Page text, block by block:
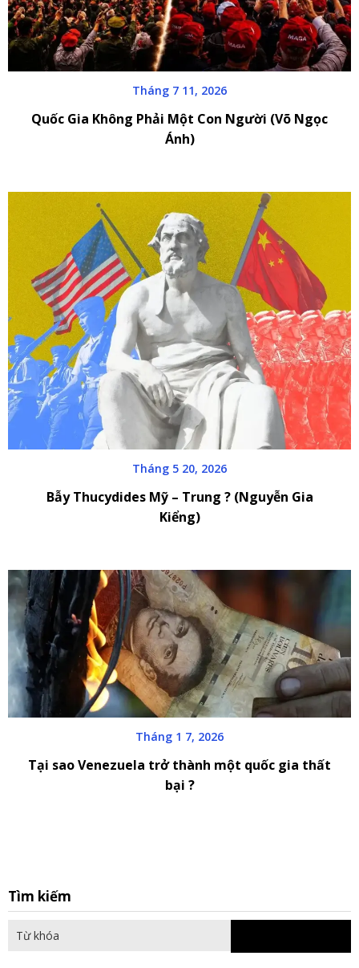
Tháng 7 11, 2026
Quốc Gia Không Phải Một Con Người (Võ Ngọc
Ánh)
Tháng 5 20, 2026
Bẫy Thucydides Mỹ – Trung ? (Nguyễn Gia
Kiểng)
Tháng 1 7, 2026
Tại sao Venezuela trở thành một quốc gia thất
bại ?
Tìm kiếm